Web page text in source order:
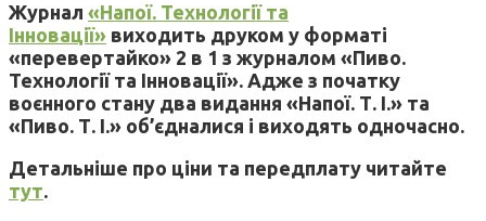
Журнал «Напої. Технології та
Інновації» виходить друком у форматі
«перевертайко» 2 в 1 з журналом «Пиво.
Технології та Інновації». Адже з початку
воєнного стану два видання «Напої. Т. І.» та
«Пиво. Т. І.» об’єдналися і виходять одночасно.
Детальніше про ціни та передплату читайте
тут.